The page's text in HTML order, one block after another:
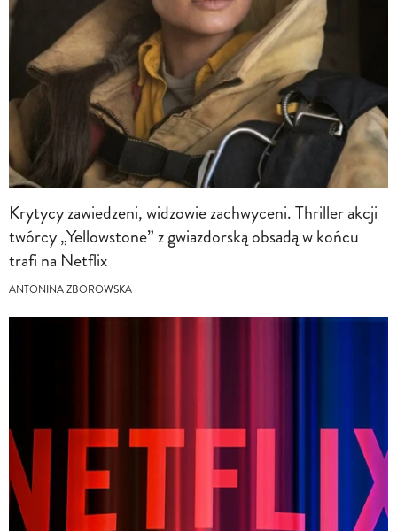
Krytycy zawiedzeni, widzowie zachwyceni. Thriller akcji
twórcy „Yellowstone” z gwiazdorską obsadą w końcu
trafi na Netflix
ANTONINA ZBOROWSKA